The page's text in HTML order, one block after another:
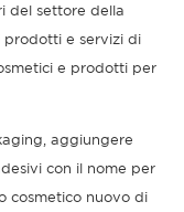
del settore della
prodotti e servizi di
e prodotti per
aggiungere
con il nome per
cosmetico nuovo di